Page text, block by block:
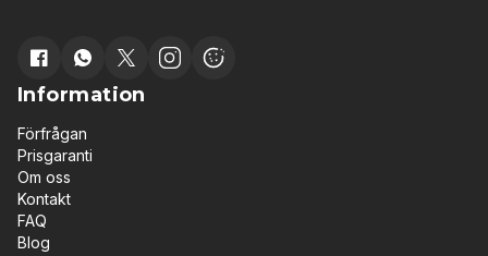
Information
Förfrågan
Prisgaranti
Om oss
Kontakt
FAQ
Blog